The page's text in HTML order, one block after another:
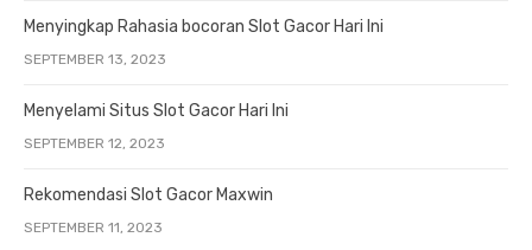
Menyingkap Rahasia bocoran Slot Gacor Hari Ini
SEPTEMBER 13, 2023
Menyelami Situs Slot Gacor Hari Ini
SEPTEMBER 12, 2023
Rekomendasi Slot Gacor Maxwin
SEPTEMBER 11, 2023